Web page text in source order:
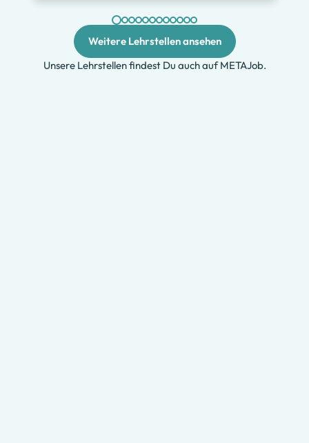
Weitere Lehrstellen ansehen
Unsere Lehrstellen findest Du auch auf METAJob.